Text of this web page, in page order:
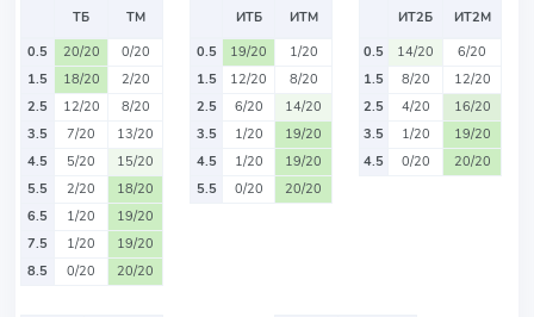
ТБ
ТМ
0.5
20/20
0/20
1.5
18/20
2/20
2.5
12/20
8/20
3.5
7/20
13/20
4.5
5/20
15/20
5.5
2/20
18/20
6.5
1/20
19/20
7.5
1/20
19/20
8.5
0/20 20/20
ИТБ
ИТМ
0.5
19/20
1/20
1.5
12/20
8/20
2.5
6/20
14/20
3.5
1/20
19/20
4.5
1/20
19/20
5.5
0/20 20/20
ИТ2Б
ИТ2М
0.5
14/20
6/20
1.5
8/20
12/20
2.5
4/20
16/20
3.5
1/20
19/20
4.5
0/20 20/20